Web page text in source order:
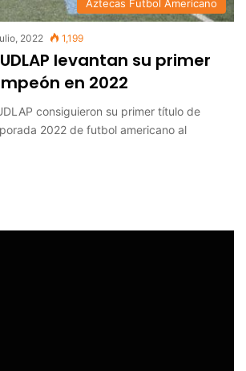
Aztecas Futbol Americano
2022 1,199
levantan su primer
en 2022
consiguieron su primer título de
2022 de futbol americano al